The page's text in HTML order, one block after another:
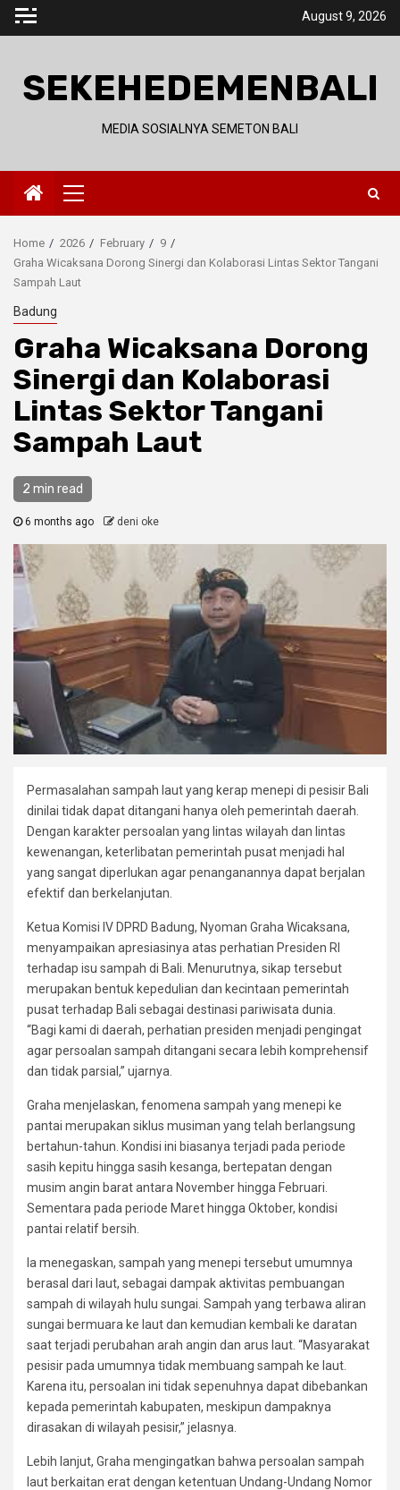
Skip
August 9, 2026
SEKEHEDEMENBALI
MEDIA SOSIALNYA SEMETON BALI
Primary
Menu
Home 2026 February
9
Graha Wicaksana Dorong Sinergi dan Kolaborasi Lintas Sektor Tangani
Sampah Laut
Badung
Graha Wicaksana Dorong
Sinergi dan Kolaborasi
Lintas Sektor Tangani
Sampah Laut
2 min read
6 months ago deni oke
Permasalahan sampah laut yang kerap menepi di pesisir Bali
dinilai tidak dapat ditangani hanya oleh pemerintah daerah.
Dengan karakter persoalan yang lintas wilayah dan lintas
kewenangan, keterlibatan pemerintah pusat menjadi hal
yang sangat diperlukan agar penanganannya dapat berjalan
efektif dan berkelanjutan.
Ketua Komisi IV DPRD Badung, Nyoman Graha Wicaksana,
menyampaikan apresiasinya atas perhatian Presiden RI
terhadap isu sampah di Bali. Menurutnya, sikap tersebut
merupakan bentuk kepedulian dan kecintaan pemerintah
pusat terhadap Bali sebagai destinasi pariwisata dunia.
“Bagi kami di daerah, perhatian presiden menjadi pengingat
agar persoalan sampah ditangani secara lebih komprehensif
dan tidak parsial,” ujarnya.
Graha menjelaskan, fenomena sampah yang menepi ke
pantai merupakan siklus musiman yang telah berlangsung
bertahun-tahun. Kondisi ini biasanya terjadi pada periode
sasih kepitu hingga sasih kesanga, bertepatan dengan
musim angin barat antara November hingga Februari.
Sementara pada periode Maret hingga Oktober, kondisi
pantai relatif bersih.
Ia menegaskan, sampah yang menepi tersebut umumnya
berasal dari laut, sebagai dampak aktivitas pembuangan
sampah di wilayah hulu sungai. Sampah yang terbawa aliran
sungai bermuara ke laut dan kemudian kembali ke daratan
saat terjadi perubahan arah angin dan arus laut. “Masyarakat
pesisir pada umumnya tidak membuang sampah ke laut.
Karena itu, persoalan ini tidak sepenuhnya dapat dibebankan
kepada pemerintah kabupaten, meskipun dampaknya
dirasakan di wilayah pesisir,” jelasnya.
Lebih lanjut, Graha mengingatkan bahwa persoalan sampah
laut berkaitan erat dengan ketentuan Undang-Undang Nomor